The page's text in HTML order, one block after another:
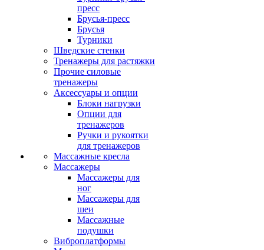
пресс
Брусья-пресс
Брусья
Турники
Шведские стенки
Тренажеры для растяжки
Прочие силовые
тренажеры
Аксессуары и опции
Блоки нагрузки
Опции для
тренажеров
Ручки и рукоятки
для тренажеров
Массажные кресла
Массажеры
Массажеры для
ног
Массажеры для
шеи
Массажные
подушки
Виброплатформы